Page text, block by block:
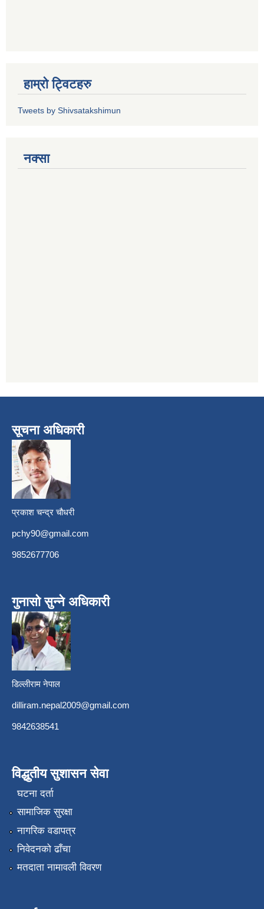
हाम्रो ट्विटहरु
Tweets by Shivsatakshimun
नक्सा
सूचना अधिकारी
प्रकाश चन्द्र चौधरी
pchy90@gmail.com
9852677706
गुनासो सुन्ने अधिकारी
डिल्लीराम नेपाल
dilliram.nepal2009@gmail.com
9842638541
विद्धुतीय सुशासन सेवा
घटना दर्ता
सामाजिक सुरक्षा
नागरिक वडापत्र
निवेदनको ढाँचा
मतदाता नामावली विवरण